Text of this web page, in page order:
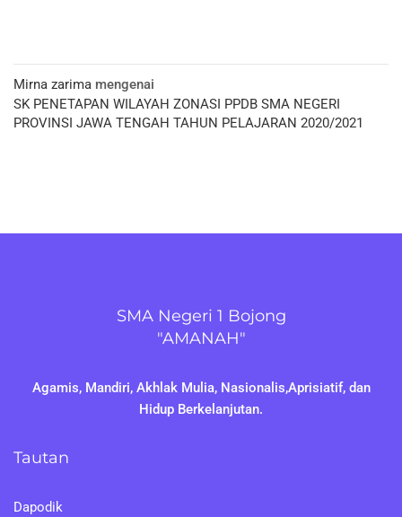
Mirna zarima mengenai
SK PENETAPAN WILAYAH ZONASI PPDB SMA NEGERI
PROVINSI JAWA TENGAH TAHUN PELAJARAN 2020/2021
SMA Negeri 1 Bojong
"AMANAH"
Agamis, Mandiri, Akhlak Mulia, Nasionalis,Aprisiatif, dan
Hidup Berkelanjutan.
Tautan
Dapodik